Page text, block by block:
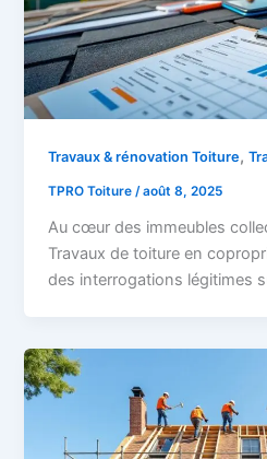
Travaux & rénovation Toiture,
TPRO Toiture/août 8, 2025
Au cœur des immeubles
Travaux de toiture en
des interrogations légitimes